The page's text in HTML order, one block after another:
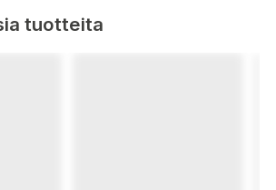
tuotteita